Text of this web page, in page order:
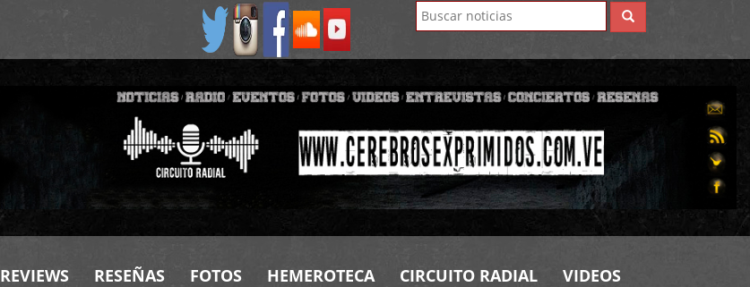
REVIEWS RESEÑAS FOTOS HEMEROTECA CIRCUITO RADIAL VIDEOS